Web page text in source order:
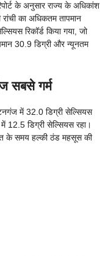
के अनुसार राज्य के अधिकांश
रांची का अधिकतम तापमान
रिकॉर्ड किया गया, जो
30.9 डिग्री और न्यूनतम
सबसे गर्म
में 32.0 डिग्री सेल्सियस
12.5 डिग्री सेल्सियस रहा।
के समय हल्की ठंड महसूस की